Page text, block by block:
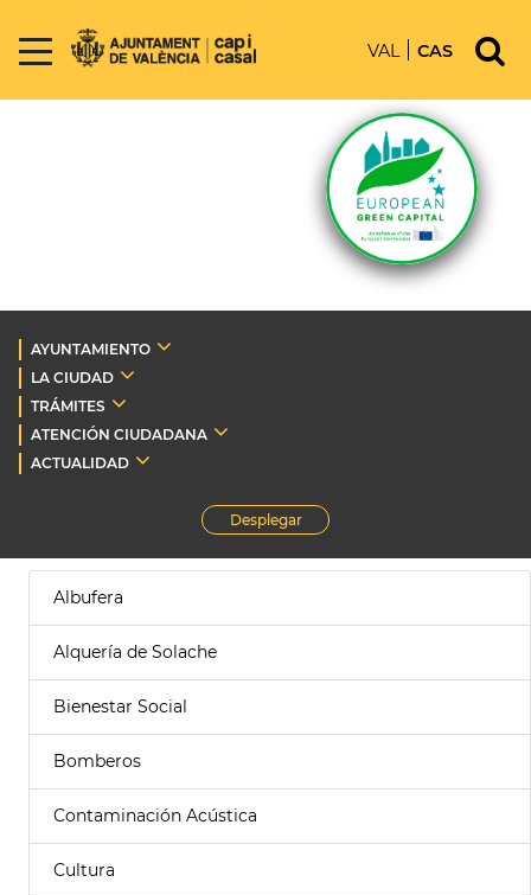
VAL CAS
AYUNTAMIENTO
LA CIUDAD
TRÁMITES
ATENCIÓN CIUDADANA
ACTUALIDAD
Desplegar
Albufera
Alquería de Solache
Bienestar Social
Bomberos
Contaminación Acústica
Cultura